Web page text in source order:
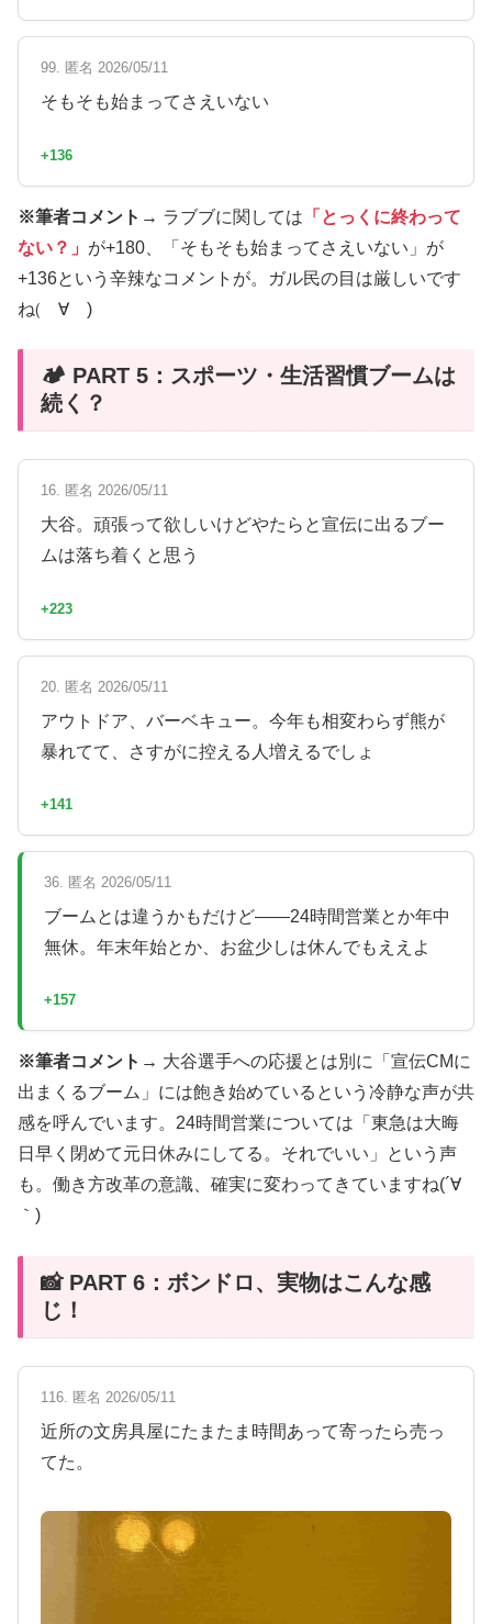
99. 匿名 2026/05/11
そもそも始まってさえいない
+136
※筆者コメント→ ラブブに関しては 「とっくに終わって
ない？」 が+180、「そもそも始まってさえいない」が
+136という辛辣なコメントが。ガル民の目は厳しいです
ね(゚∀゚)
🏕️ PART 5：スポーツ・生活習慣ブームは
続く？
16. 匿名 2026/05/11
大谷。頑張って欲しいけどやたらと宣伝に出るブー
ムは落ち着くと思う
+223
20. 匿名 2026/05/11
アウトドア、バーベキュー。今年も相変わらず熊が
暴れてて、さすがに控える人増えるでしょ
+141
36. 匿名 2026/05/11
ブームとは違うかもだけど——24時間営業とか年中
無休。年末年始とか、お盆少しは休んでもええよ
+157
※筆者コメント→ 大谷選手への応援とは別に「宣伝CMに
出まくるブーム」には飽き始めているという冷静な声が共
感を呼んでいます。24時間営業については「東急は大晦
日早く閉めて元日休みにしてる。それでいい」という声
も。働き方改革の意識、確実に変わってきていますね(´∀
｀)
📸 PART 6：ボンドロ、実物はこんな感
じ！
116. 匿名 2026/05/11
近所の文房具屋にたまたま時間あって寄ったら売っ
てた。